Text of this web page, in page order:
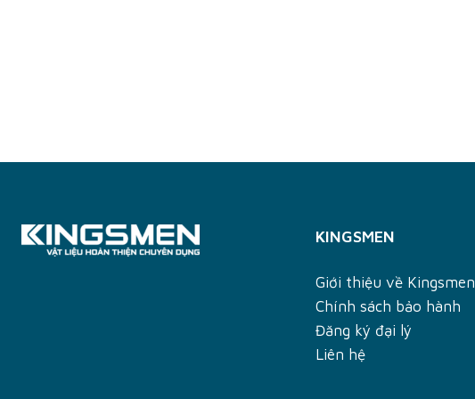
KINGSMEN
Giới thiệu về Kingsmen
Chính sách bảo hành
Đăng ký đại lý
Liên hệ